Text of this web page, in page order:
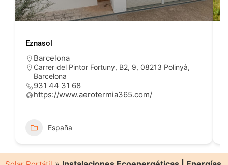
Eznasol
Barcelona
Carrer del Pintor Fortuny, B2, 9, 08213 Polinyà,
Barcelona
931 44 31 68
https://www.aerotermia365.com/
España